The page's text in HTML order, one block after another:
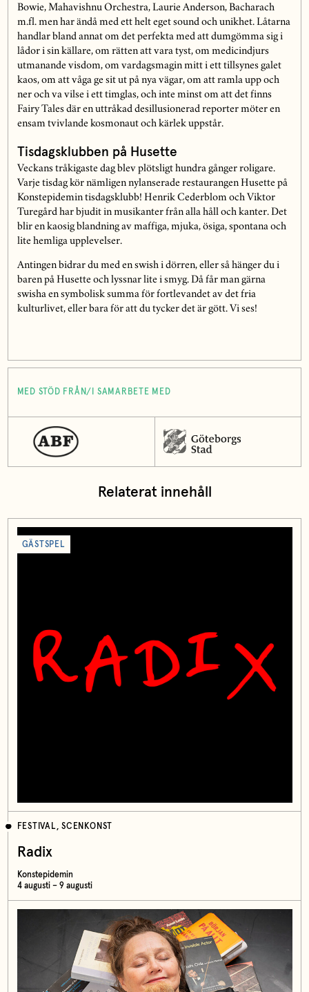
Bowie, Mahavishnu Orchestra, Laurie Anderson, Bacharach
m.fl. men har ändå med ett helt eget sound och unikhet. Låtarna
handlar bland annat om det perfekta med att dumgömma sig i
lådor i sin källare, om rätten att vara tyst, om medicindjurs
utmanande visdom, om vardagsmagin mitt i ett tillsynes galet
kaos, om att våga ge sit ut på nya vägar, om att ramla upp och
ner och va vilse i ett timglas, och inte minst om att det finns
Fairy Tales där en uttråkad desillusionerad reporter möter en
ensam tvivlande kosmonaut och kärlek uppstår.
Tisdagsklubben på Husette
Veckans tråkigaste dag blev plötsligt hundra gånger roligare.
Varje tisdag kör nämligen nylanserade restaurangen Husette på
Konstepidemin tisdagsklubb! Henrik Cederblom och Viktor
Turegård har bjudit in musikanter från alla håll och kanter. Det
blir en kaosig blandning av maffiga, mjuka, ösiga, spontana och
lite hemliga upplevelser.
Antingen bidrar du med en swish i dörren, eller så hänger du i
baren på Husette och lyssnar lite i smyg. Då får man gärna
swisha en symbolisk summa för fortlevandet av det fria
kulturlivet, eller bara för att du tycker det är gött. Vi ses!
MED STÖD FRÅN/I SAMARBETE MED
Relaterat innehåll
GÄSTSPEL
FESTIVAL, SCENKONST
Radix
Konstepidemin
4 augusti – 9 augusti